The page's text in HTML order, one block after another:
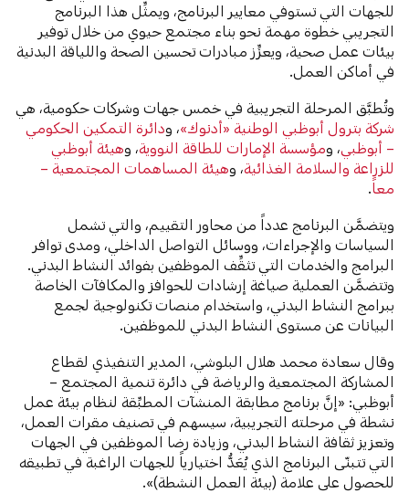
للجهات التي تستوفي معايير البرنامج، ويمثِّل هذا البرنامج
التجريبي خطوة مهمة نحو بناء مجتمع حيوي من خلال توفير
بيئات عمل صحية، ويعزِّز مبادرات تحسين الصحة واللياقة البدنية
في أماكن العمل.
وتُطبَّق المرحلة التجريبية في خمس جهات وشركات حكومية، هي
شركة بترول أبوظبي الوطنية «أدنوك»، ودائرة التمكين الحكومي
– أبوظبي ، ومؤسسة الإمارات للطاقة النووية، وهيئة أبوظبي
للزراعة والسلامة الغذائية، وهيئة المساهمات المجتمعية –
معاً.
ويتضمَّن البرنامج عدداً من محاور التقييم، والتي تشمل
السياسات والإجراءات، ووسائل التواصل الداخلي، ومدى توافر
البرامج والخدمات التي تثقِّف الموظفين بفوائد النشاط البدني.
وتتضمَّن العملية صياغة إرشادات للحوافز والمكافآت الخاصة
ببرامج النشاط البدني، واستخدام منصات تكنولوجية لجمع
البيانات عن مستوى النشاط البدني للموظفين.
وقال سعادة محمد هلال البلوشي، المدير التنفيذي لقطاع
المشاركة المجتمعية والرياضة في دائرة تنمية المجتمع –
أبوظبي: «إنَّ برنامج مطابقة المنشآت المطبِّقة لنظام بيئة عمل
نشطة في مرحلته التجريبية، سيسهم في تصنيف مقرات العمل،
وتعزيز ثقافة النشاط البدني، وزيادة رضا الموظفين في الجهات
التي تتبنّى البرنامج الذي يُعَدُّ اختيارياً للجهات الراغبة في تطبيقه
للحصول على علامة (بيئة العمل النشطة)».